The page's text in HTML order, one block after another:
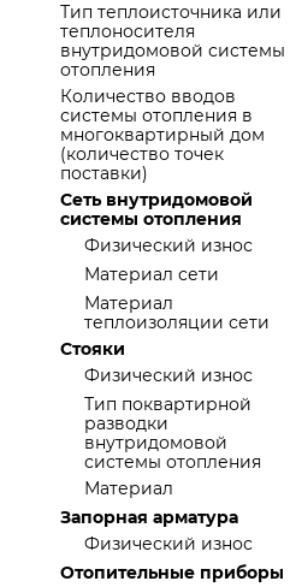
Тип теплоисточника или
теплоносителя
внутридомовой системы
отопления
Количество вводов
системы отопления в
многоквартирный дом
(количество точек
поставки)
Сеть внутридомовой
системы отопления
Физический износ
Материал сети
Материал
теплоизоляции сети
Стояки
Физический износ
Тип поквартирной
разводки
внутридомовой
системы отопления
Материал
Запорная арматура
Физический износ
Отопительные приборы